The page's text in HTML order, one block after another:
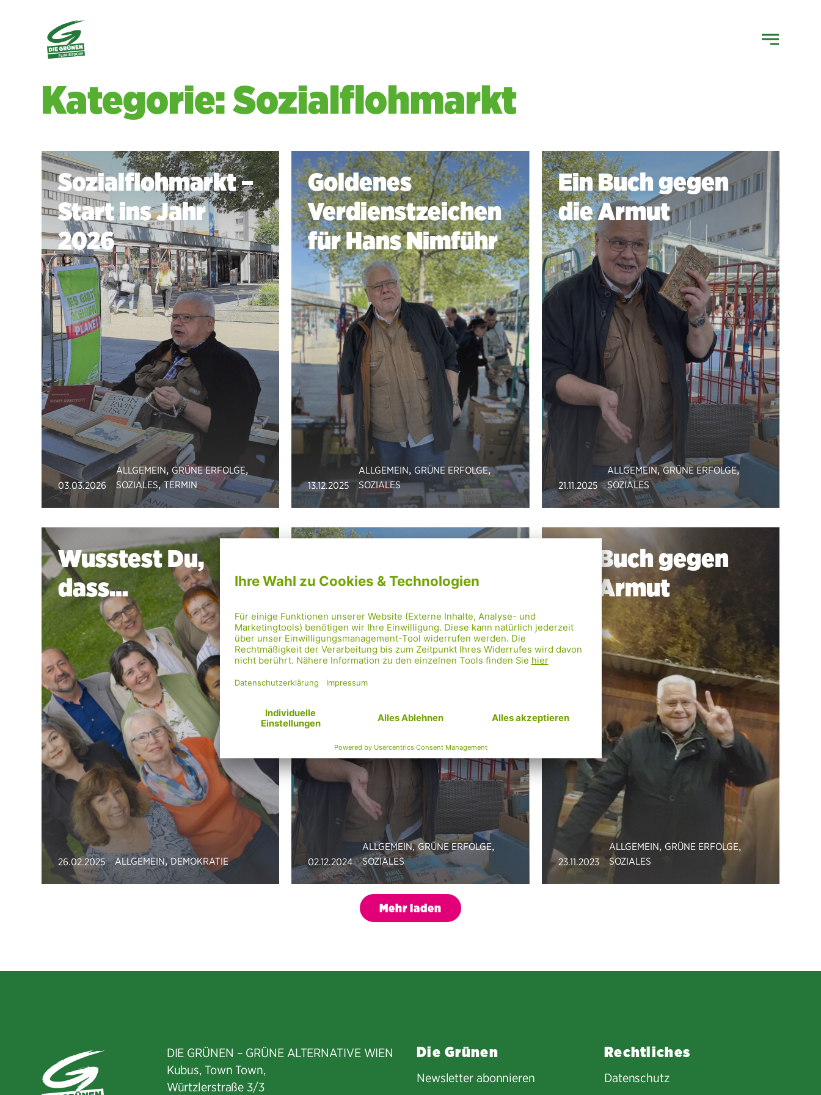
Kategorie: Sozialflohmarkt
Sozialflohmarkt –
Start ins Jahr
2026
03.03.2026
ALLGEMEIN, GRÜNE ERFOLGE,
SOZIALES,TERMIN
Goldenes
Verdienstzeichen
für Hans Nimführ
13.12.2025
ALLGEMEIN, GRÜNE ERFOLGE,
SOZIALES
Ein Buch gegen
die Armut
21.11.2025
ALLGEMEIN,GRÜNE ERFOLGE,
SOZIALES
Wusstest Du,
dass…
26.02.2025 ALLGEMEIN,DEMOKRATIE
die Armut
02.12.2024
ALLGEMEIN,GRÜNE ERFOLGE,
SOZIALES
Ein Buch gegen
die Armut
23.11.2023
ALLGEMEIN, GRÜNE ERFOLGE,
SOZIALES
Mehr laden
DIE GRÜNEN – GRÜNE ALTERNATIVE WIEN
Kubus, Town Town,
Würtzlerstraße 3/3​
Die Grünen
Newsletter abonnieren
Rechtliches
Datenschutz